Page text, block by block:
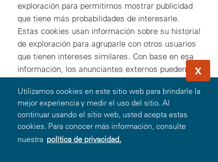
Utilizamos cookies en este sitio web para brindarle la
mejor experiencia y medir el uso del sitio. Al
continuar usando el sitio web, usted acepta estas
cookies. Para conocer más información, consulte
nuestra política de privacidad.
X
exploración para permitirnos mostrar publicidad
que tiene más probabilidades de interesarle.
Estas cookies usan información sobre su historial
de exploración para agruparle con otros usuarios
que tienen intereses similares. Con base en esa
información, los anunciantes externos pueden
colocar cookies para que les permitan mostrar
anuncios que consideramos serán importantes
para sus intereses, mientras que se encuentre en
sitios web de Terceros.
Cookies de redes sociales